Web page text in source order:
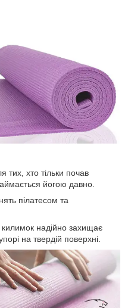
тих, хто тільки почав
йогою давно.
пілатесом та
надійно захищає
на твердій поверхні.